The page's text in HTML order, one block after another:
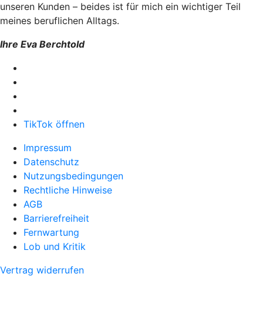
unseren Kunden – beides ist für mich ein wichtiger Teil
meines beruflichen Alltags.
Ihre Eva Berchtold
TikTok öffnen
Impressum
Datenschutz
Nutzungsbedingungen
Rechtliche Hinweise
AGB
Barrierefreiheit
Fernwartung
Lob und Kritik
Vertrag widerrufen